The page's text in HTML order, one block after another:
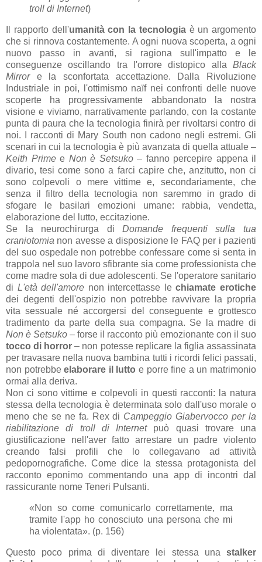
troll di Internet)
Il rapporto dell'umanità con la tecnologiaè un argomento
che si rinnova costantemente. A ogni nuova scoperta, a ogni
nuovo passo in avanti, si ragiona sull'impatto e le
conseguenze oscillando tra l'orrore distopico alla Black
Mirrore la sconfortata accettazione. Dalla Rivoluzione
Industriale in poi, l'ottimismo naïf nei confronti delle nuove
scoperte ha progressivamente abbandonato la nostra
visione e viviamo, narrativamente parlando, con la costante
punta di paura che la tecnologia finirà per rivoltarsi contro di
noi. I racconti di Mary South non cadono negli estremi. Gli
scenari in cui la tecnologia è più avanzata di quella attuale –
Keith Primee Non è Setsuko– fanno percepire appena il
divario, tesi come sono a farci capire che, anzitutto, non ci
sono colpevoli o mere vittime e, secondariamente, che
senza il filtro della tecnologia non saremmo in grado di
sfogare le basilari emozioni umane: rabbia, vendetta,
elaborazione del lutto, eccitazione.
Se la neurochirurga diDomande frequenti sulla tua
craniotomia non avesse a disposizione le FAQ per i pazienti
del suo ospedale non potrebbe confessare come si senta in
trappola nel suo lavoro sfibrante sia come professionista che
come madre sola di due adolescenti. Se l'operatore sanitario
di L'età dell'amore non intercettasse lechiamate erotiche
dei degenti dell'ospizio non potrebbe ravvivare la propria
vita sessuale né accorgersi del conseguente e grottesco
tradimento da parte della sua compagna. Se la madre di
Non è Setsuko – forse il racconto più emozionante con il suo
tocco di horror – non potesse replicare la figlia assassinata
per travasare nella nuova bambina tutti i ricordi felici passati,
non potrebbeelaborare il lutto e porre fine a un matrimonio
ormai alla deriva.
Non ci sono vittime e colpevoli in questi racconti: la natura
stessa della tecnologia è determinata solo dall'uso morale o
meno che se ne fa. Rex di Campeggio Giabervocco per la
riabilitazione di troll di Internetpuò quasi trovare una
giustificazione nell'aver fatto arrestare un padre violento
creando falsi profili che lo collegavano ad attività
pedopornografiche. Come dice la stessa protagonista del
racconto eponimo commentando una app di incontri dal
rassicurante nome Teneri Pulsanti.
«Non so come comunicarlo correttamente, ma
tramite l'app ho conosciuto una persona che mi
ha violentata». (p. 156)
Questo poco prima di diventare lei stessa una stalker